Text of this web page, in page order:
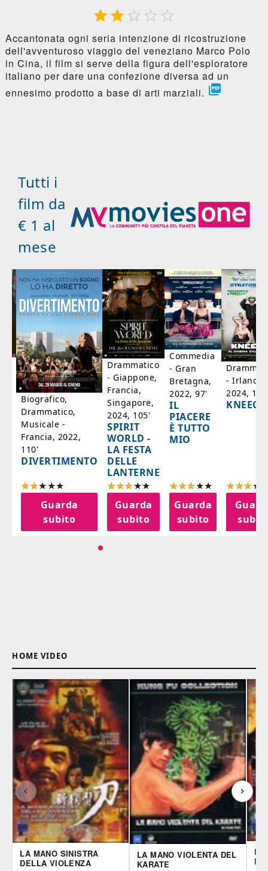
   
Accantonata ogni seria intenzione di ricostruzione
dell'avventuroso viaggio del veneziano Marco Polo
in Cina, il film si serve della figura dell'esploratore
italiano per dare una confezione diversa ad un
ennesimo prodotto a base di arti marziali. 
Tutti i
film da
€ 1 al
mese
Biografico,
Drammatico,
Musicale -
Francia, 2022,
110'
DIVERTIMENTO
Guarda
subito
Drammatico
- Giappone,
Francia,
Singapore,
2024, 105'
SPIRIT
WORLD -
LA FESTA
DELLE
LANTERNE
Guarda
subito
Commedia
- Gran
Bretagna,
2022, 97'
IL
PIACERE
È TUTTO
MIO
Guarda
subito
- Irlanda,
2024,
HOME VIDEO
LA MANO SINISTRA
DELLA VIOLENZA
LA MANO VIOLENTA DEL
KARATE
LE